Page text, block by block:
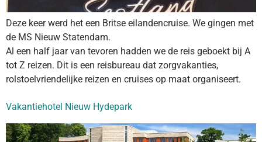
Deze keer werd het een Britse eilandencruise. We gingen met
de MS Nieuw Statendam.
Al een half jaar van tevoren hadden we de reis geboekt bij A
tot Z reizen. Dit is een reisbureau dat zorgvakanties,
rolstoelvriendelijke reizen en cruises op maat organiseert.
Vakantiehotel Nieuw Hydepark